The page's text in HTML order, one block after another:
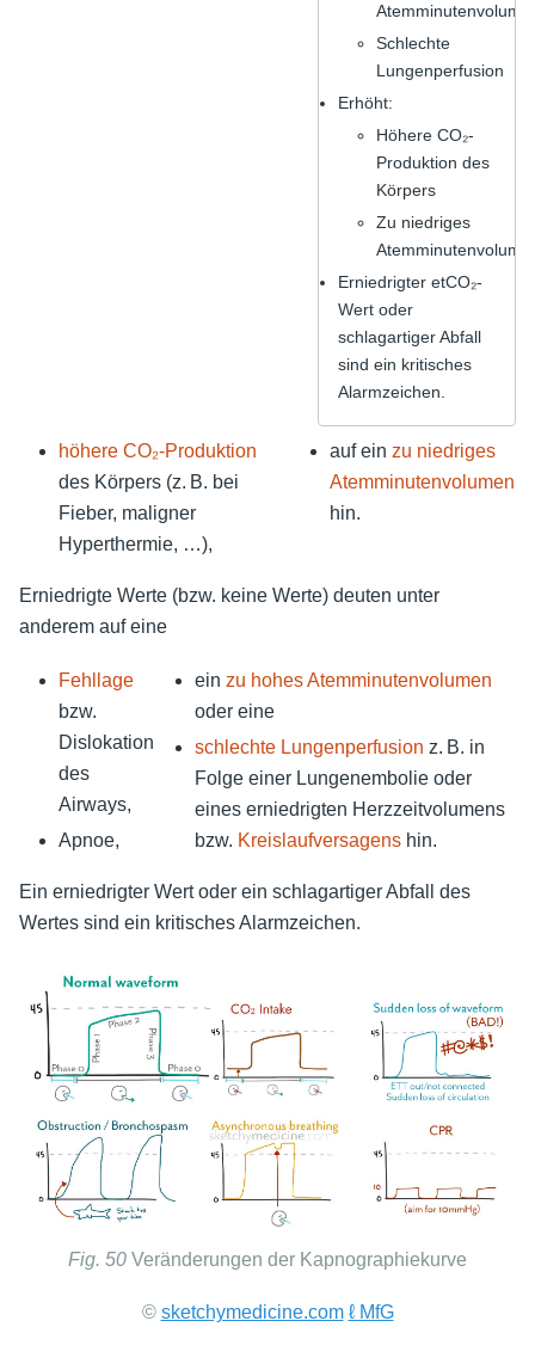
Schlechte
Lungenperfusion
Erhöht:
Höhere CO₂-
Produktion des
Körpers
Zu niedriges
Erniedrigter etCO₂-
Wert oder
schlagartiger Abfall
sind ein kritisches
Alarmzeichen.
höhere CO₂-Produktion
des Körpers (z. B. bei
Fieber, maligner
Hyperthermie, …),
auf ein zu niedriges
Atemminutenvolumen
hin.
Erniedrigte Werte (bzw. keine Werte) deuten unter
anderem auf eine
Fehllage
bzw.
Dislokation
des
Airways,
Apnoe,
ein zu hohes Atemminutenvolumen
oder eine
schlechte Lungenperfusion z. B. in
Folge einer Lungenembolie oder
eines erniedrigten Herzzeitvolumens
bzw. Kreislaufversagens hin.
Ein erniedrigter Wert oder ein schlagartiger Abfall des
Wertes sind ein kritisches Alarmzeichen.
Fig. 50 Veränderungen der Kapnographiekurve
© sketchymedicine.com ℓ MfG